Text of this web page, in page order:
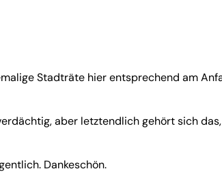
Stadträte hier entsprechend am
aber letztendlich gehört sich
Dankeschön.